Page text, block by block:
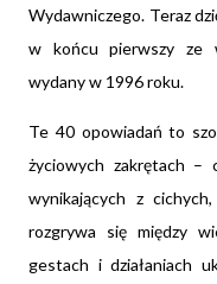
Wydawniczego. Teraz
w końcu pierwszy ze
wydany w 1996 roku.
Te 40 opowiadań to
życiowych zakrętach –
wynikających z
rozgrywa się między
gestach i działaniach